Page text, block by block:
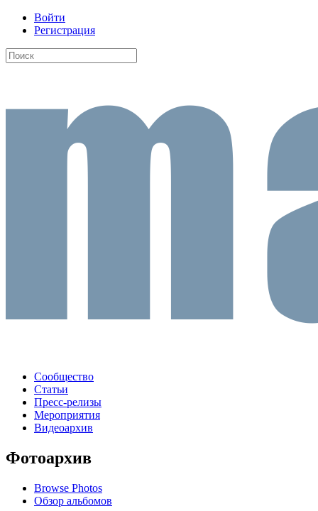
Войти
Регистрация
Сообщество
Статьи
Пресс-релизы
Мероприятия
Видеоархив
Фотоархив
Browse Photos
Обзор альбомов